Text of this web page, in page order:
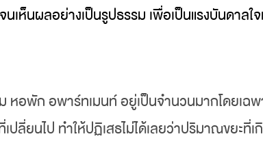
ห็นผลอย่างเป็นรูปธรรม เพื่อเป็นแรงบันดาลใ
หอพักอพาร์ทเมนท์ อยู่เป็นจำนวนมากโดยเฉพ
ยนไป ทำให้ปฏิเสธไม่ได้เลยว่าปริมาณขยะที่